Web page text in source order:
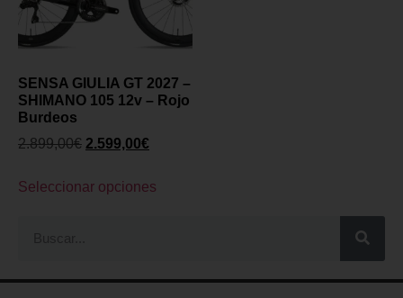
SENSA GIULIA GT 2027 –
SHIMANO 105 12v – Rojo
Burdeos
2.899,00€ 2.599,00€
Seleccionar opciones